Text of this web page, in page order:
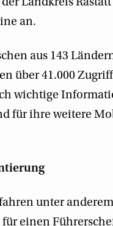
an.
aus 143
über 41.000
wichtige
für ihre weitere
unter
einen